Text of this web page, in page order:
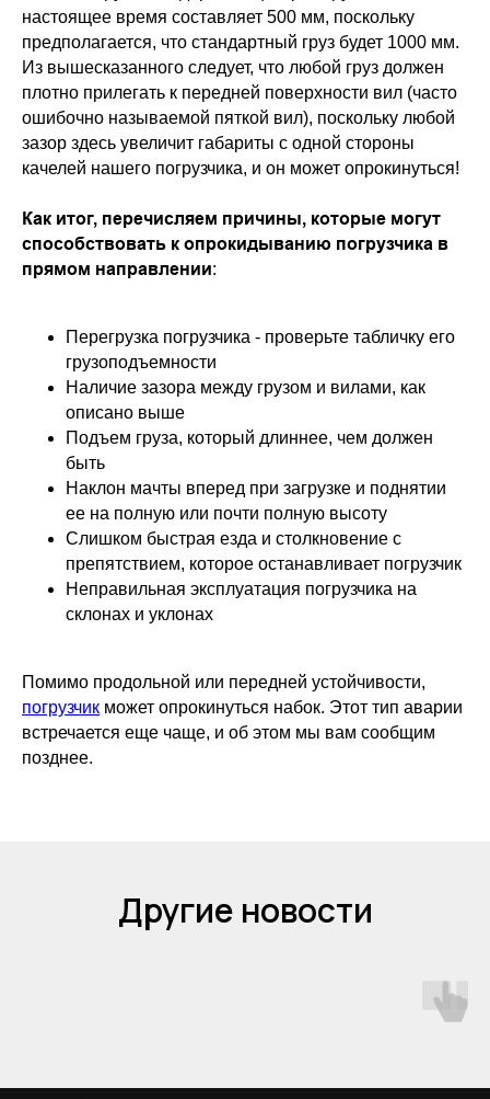
настоящее время составляет 500 мм, поскольку
предполагается, что стандартный груз будет 1000 мм.
Из вышесказанного следует, что любой груз должен
плотно прилегать к передней поверхности вил (часто
ошибочно называемой пяткой вил), поскольку любой
зазор здесь увеличит габариты с одной стороны
качелей нашего погрузчика, и он может опрокинуться!
Как итог, перечисляем причины, которые могут
способствовать к опрокидыванию погрузчика в
прямом направлении:
Перегрузка погрузчика - проверьте табличку его
грузоподъемности
Наличие зазора между грузом и вилами, как
описано выше
Подъем груза, который длиннее, чем должен
быть
Наклон мачты вперед при загрузке и поднятии
ее на полную или почти полную высоту
Слишком быстрая езда и столкновение с
препятствием, которое останавливает погрузчик
Неправильная эксплуатация погрузчика на
склонах и уклонах
Помимо продольной или передней устойчивости,
погрузчик может опрокинуться набок. Этот тип аварии
встречается еще чаще, и об этом мы вам сообщим
позднее.
Другие новости